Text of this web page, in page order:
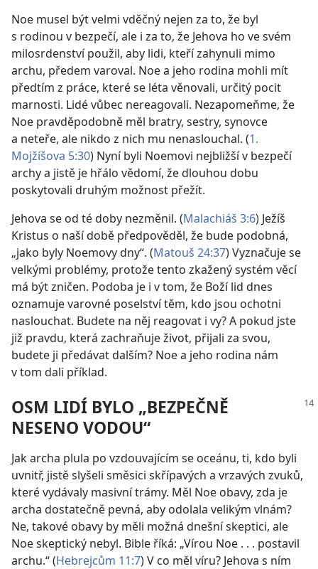
Noe musel být velmi vděčný nejen za to, že byl
s rodinou v bezpečí, ale i za to, že Jehova ho ve svém
milosrdenství použil, aby lidi, kteří zahynuli mimo
archu, předem varoval. Noe a jeho rodina mohli mít
předtím z práce, které se léta věnovali, určitý pocit
marnosti. Lidé vůbec nereagovali. Nezapomeňme, že
Noe pravděpodobně měl bratry, sestry, synovce
a neteře, ale nikdo z nich mu nenaslouchal. (1.
Mojžíšova 5:30) Nyní byli Noemovi nejbližší v bezpečí
archy a jistě je hřálo vědomí, že dlouhou dobu
poskytovali druhým možnost přežít.
Jehova se od té doby nezměnil. (Malachiáš 3:6) Ježíš
Kristus o naší době předpověděl, že bude podobná,
„jako byly Noemovy dny“. (Matouš 24:37) Vyznačuje se
velkými problémy, protože tento zkažený systém věcí
má být zničen. Podoba je i v tom, že Boží lid dnes
oznamuje varovné poselství těm, kdo jsou ochotni
naslouchat. Budete na něj reagovat i vy? A pokud jste
již pravdu, která zachraňuje život, přijali za svou,
budete ji předávat dalším? Noe a jeho rodina nám
v tom dali příklad.
OSM LIDÍ BYLO „BEZPEČNĚ
NESENO VODOU“
Jak archa plula po vzdouvajícím se oceánu, ti, kdo byli
uvnitř, jistě slyšeli směsici skřípavých a vrzavých zvuků,
které vydávaly masivní trámy. Měl Noe obavy, zda je
archa dostatečně pevná, aby odolala velikým vlnám?
Ne, takové obavy by měli možná dnešní skeptici, ale
Noe skeptický nebyl. Bible říká: „Vírou Noe . . . postavil
archu.“ (Hebrejcům 11:7) V co měl víru? Jehova s ním